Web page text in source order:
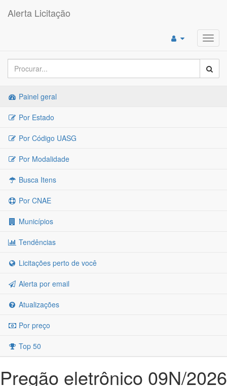
Alerta Licitação
Painel geral
Por Estado
Por Código UASG
Por Modalidade
Busca Itens
Por CNAE
Municípios
Tendências
Licitações perto de você
Alerta por email
Atualizações
Por preço
Top 50
Pregão eletrônico 09N/2026